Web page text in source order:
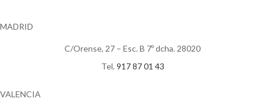
MADRID
C/Orense, 27 – Esc. B 7º dcha. 28020
Tel. 917 87 01 43
VALENCIA